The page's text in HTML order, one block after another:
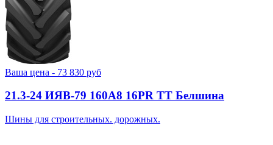
Ваша цена - 73 830 руб
21.3-24 ИЯВ-79 160A8 16PR TT Белшина
Шины для строительных. дорожных.